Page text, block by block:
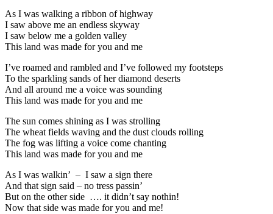
As I was walking a ribbon of highway
I saw above me an endless skyway
I saw below me a golden valley
This land was made for you and me
I’ve roamed and rambled and I’ve followed my footsteps
To the sparkling sands of her diamond deserts
And all around me a voice was sounding
This land was made for you and me
The sun comes shining as I was strolling
The wheat fields waving and the dust clouds rolling
The fog was lifting a voice come chanting
This land was made for you and me
As I was walkin’ – I saw a sign there
And that sign said – no tress passin’
But on the other side …. it didn’t say nothin!
Now that side was made for you and me!